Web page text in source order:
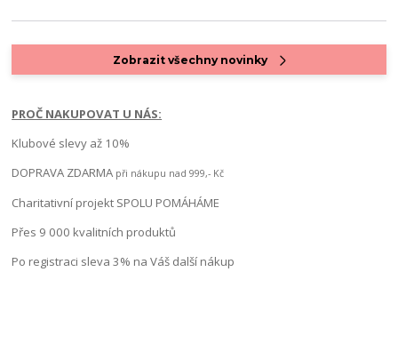
Zobrazit všechny novinky
PROČ NAKUPOVAT U NÁS:
Klubové slevy až 10%
DOPRAVA ZDARMA při nákupu nad 999,- Kč
Charitativní projekt SPOLU POMÁHÁME
Přes 9 000 kvalitních produktů
Po registraci sleva 3% na Váš další nákup